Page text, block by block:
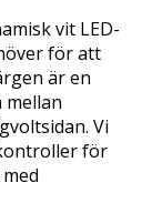
vit LED-
för att
är en
Vi
för